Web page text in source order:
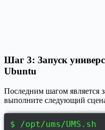
Шаг 3: Запуск
Ubuntu
Последним шагом является
выполните следующий
$ /opt/ums/UMS.sh